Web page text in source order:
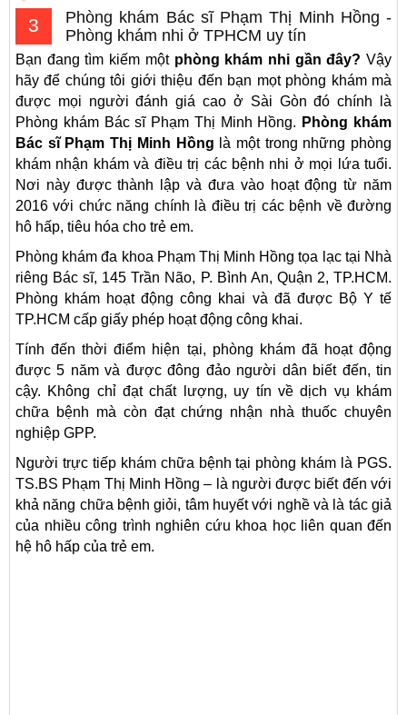
3
Phòng khám Bác sĩ Phạm Thị Minh Hồng -
Phòng khám nhi ở TPHCM uy tín
Bạn đang tìm kiếm một phòng khám nhi gần đây? Vậy
hãy để chúng tôi giới thiệu đến bạn mọt phòng khám mà
được mọi người đánh giá cao ở Sài Gòn đó chính là
Phòng khám Bác sĩ Phạm Thị Minh Hồng. Phòng khám
Bác sĩ Phạm Thị Minh Hồng là một trong những phòng
khám nhận khám và điều trị các bệnh nhi ở mọi lứa tuổi.
Nơi này được thành lập và đưa vào hoạt động từ năm
2016 với chức năng chính là điều trị các bệnh về đường
hô hấp, tiêu hóa cho trẻ em.
Phòng khám đa khoa Phạm Thị Minh Hồng tọa lạc tại Nhà
riêng Bác sĩ, 145 Trần Não, P. Bình An, Quận 2, TP.HCM.
Phòng khám hoạt động công khai và đã được Bộ Y tế
TP.HCM cấp giấy phép hoạt động công khai.
Tính đến thời điểm hiện tại, phòng khám đã hoạt động
được 5 năm và được đông đảo người dân biết đến, tin
cậy. Không chỉ đạt chất lượng, uy tín về dịch vụ khám
chữa bệnh mà còn đạt chứng nhận nhà thuốc chuyên
nghiệp GPP.
Người trực tiếp khám chữa bệnh tại phòng khám là PGS.
TS.BS Phạm Thị Minh Hồng – là người được biết đến với
khả năng chữa bệnh giỏi, tâm huyết với nghề và là tác giả
của nhiều công trình nghiên cứu khoa học liên quan đến
hệ hô hấp của trẻ em.